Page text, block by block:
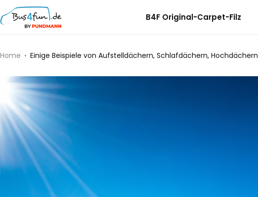
B4F Original-Carpet-Filz
Home Einige Beispiele von Aufstelldächern, Schlafdächern, Hochdächern
B4F Selbstklebendes Filz
B4F Woll-Filz